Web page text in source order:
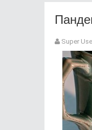
Super